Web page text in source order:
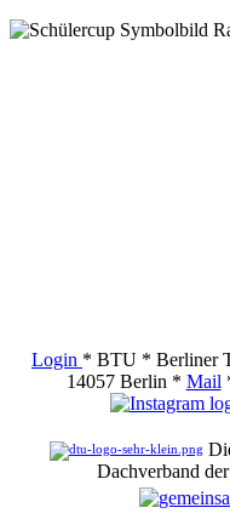
Login * BTU * Berliner
14057 Berlin * Mail
Dachverband